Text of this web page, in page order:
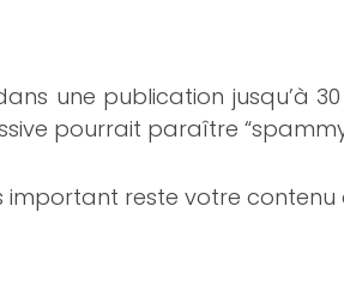
une publication jusqu’à
pourrait paraître
important reste votre